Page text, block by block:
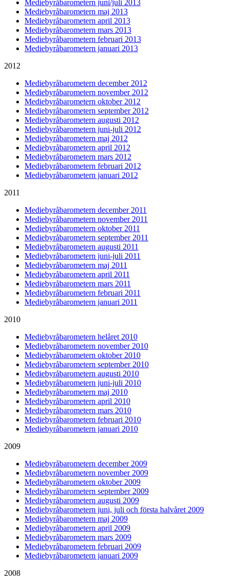
Mediebyråbarometern juni/juli 2013
Mediebyråbarometern maj 2013
Mediebyråbarometern april 2013
Mediebyråbarometern mars 2013
Mediebyråbarometern februari 2013
Mediebyråbarometern januari 2013
2012
Mediebyråbarometern december 2012
Mediebyråbarometern november 2012
Mediebyråbarometern oktober 2012
Mediebyråbarometern september 2012
Mediebyråbarometern augusti 2012
Mediebyråbarometern juni-juli 2012
Mediebyråbarometern maj 2012
Mediebyråbarometern april 2012
Mediebyråbarometern mars 2012
Mediebyråbarometern februari 2012
Mediebyråbarometern januari 2012
2011
Mediebyråbarometern december 2011
Mediebyråbarometern november 2011
Mediebyråbarometern oktober 2011
Mediebyråbarometern september 2011
Mediebyråbarometern augusti 2011
Mediebyråbarometern juni-juli 2011
Mediebyråbarometern maj 2011
Mediebyråbarometern april 2011
Mediebyråbarometern mars 2011
Mediebyråbarometern februari 2011
Mediebyråbarometern januari 2011
2010
Mediebyråbarometern helåret 2010
Mediebyråbarometern november 2010
Mediebyråbarometern oktober 2010
Mediebyråbarometern september 2010
Mediebyråbarometern augusti 2010
Mediebyråbarometern juni-juli 2010
Mediebyråbarometern maj 2010
Mediebyråbarometern april 2010
Mediebyråbarometern mars 2010
Mediebyråbarometern februari 2010
Mediebyråbarometern januari 2010
2009
Mediebyråbarometern december 2009
Mediebyråbarometern november 2009
Mediebyråbarometern oktober 2009
Mediebyråbarometern september 2009
Mediebyråbarometern augusti 2009
Mediebyråbarometern juni, juli och första halvåret 2009
Mediebyråbarometern maj 2009
Mediebyråbarometern april 2009
Mediebyråbarometern mars 2009
Mediebyråbarometern februari 2009
Mediebyråbarometern januari 2009
2008